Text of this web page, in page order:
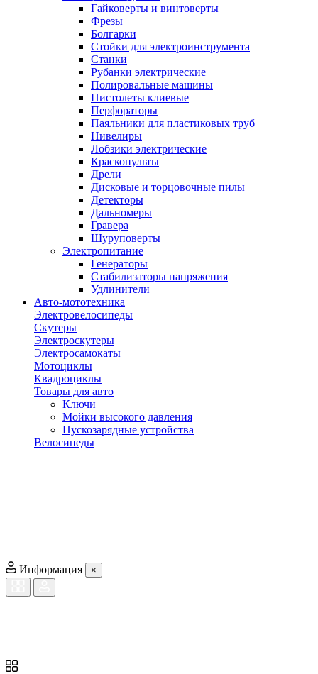
Гайковерты и винтоверты
Фрезы
Болгарки
Стойки для электроинструмента
Станки
Рубанки электрические
Полировальные машины
Пистолеты клиевые
Перфораторы
Паяльники для пластиковых труб
Нивелиры
Лобзики электрические
Краскопульты
Дрели
Дисковые и торцовочные пилы
Детекторы
Дальномеры
Гравера
Шуруповерты
Электропитание
Генераторы
Стабилизаторы напряжения
Удлинители
Авто-мототехника
Электровелосипеды
Скутеры
Электроскутеры
Электросамокаты
Мотоциклы
Квадроциклы
Товары для авто
Ключи
Мойки высокого давления
Пускозарядные устройства
Велосипеды
Информация ×